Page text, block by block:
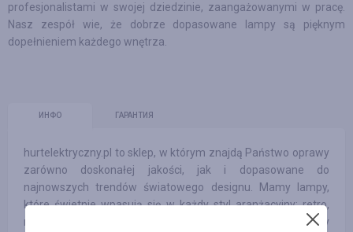
profesjonalistami w swojej dziedzinie, zaangażowanymi w pracę.
Nasz zespół wie, że dobrze dopasowane lampy są pięknym
dopełnieniem każdego wnętrza.
ИНФО ГАРАНТИЯ
hurtelektryczny.pl to sklep, w którym znajdą Państwo oprawy
zarówno doskonałej jakości, jak i dopasowane do
najnowszych trendów światowego designu. Mamy lampy,
które świetnie wpasują się w każdy styl aranżacyjny: retro,
nowoczesny, skandynawski, loftowy, glamour czy